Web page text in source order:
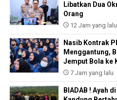
Libatkan Dua
Orang
12 Jam yang lalu
Nasib Kontrak
Menggantung,
Jemput Bola ke
7 Jam yang lalu
BIADAB ! Ayah